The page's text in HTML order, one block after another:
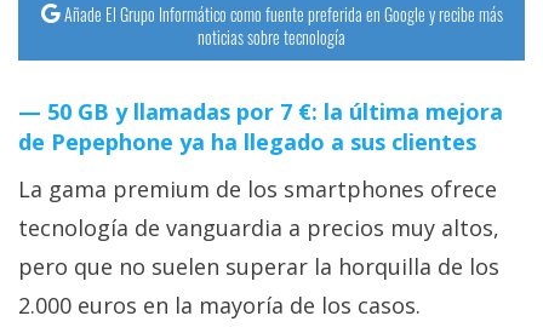
Ciberseguridad
Sistemas
operativos
Profesional
+
Más
Añade El Grupo Informático como fuente preferida en Google y recibe más
noticias sobre tecnología
50 GB y llamadas por 7 €: la última mejora
de Pepephone ya ha llegado a sus clientes
La gama premium de los smartphones ofrece
tecnología de vanguardia a precios muy altos,
pero que no suelen superar la horquilla de los
2.000 euros en la mayoría de los casos.